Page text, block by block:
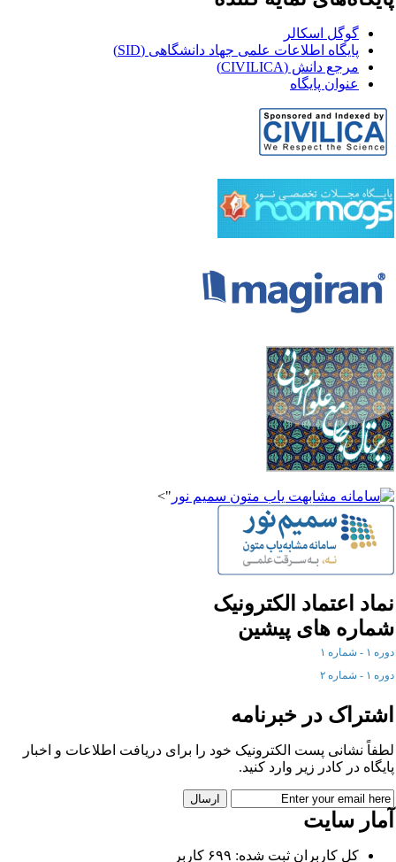
گوگل اسکالر
پایگاه اطلاعات علمی جهاد دانشگاهی (SID)
مرجع دانش (CIVILICA)
عنوان پایگاه
">
اعتماد الکترونیک
های پیشین
۱ - شماره ۱
۱ - شماره ۲
در خبرنامه
نشانی پست الکترونیک خود را برای دریافت اطلاعات و اخبار
در کادر زیر وارد کنید.
سایت
کل کاربران ثبت شده: ۶۹۹ کاربر